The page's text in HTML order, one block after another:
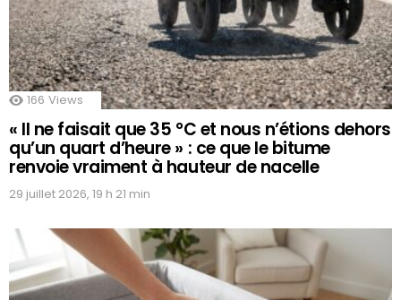
166 Views
« Il ne faisait que 35 °C et nous n’étions dehors
qu’un quart d’heure » : ce que le bitume
renvoie vraiment à hauteur de nacelle
29 juillet 2026, 19 h 21 min